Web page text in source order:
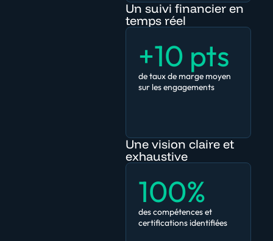
Un suivi financier en
temps réel
+10 pts
de taux de marge moyen
sur les engagements
Une vision claire et
exhaustive
100%
des compétences et
certifications identifiées